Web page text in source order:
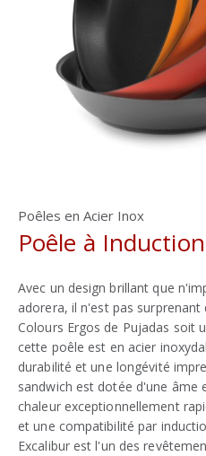
Poêles en Acier Inox
Poêle à
Avec un design brillant que
adorera, il n'est pas surprenant
Colours Ergos de Pujadas soit
cette poêle est en acier
durabilité et une longévité
sandwich est dotée d'une âme
chaleur exceptionnellement
et une compatibilité par
Excalibur est l'un des